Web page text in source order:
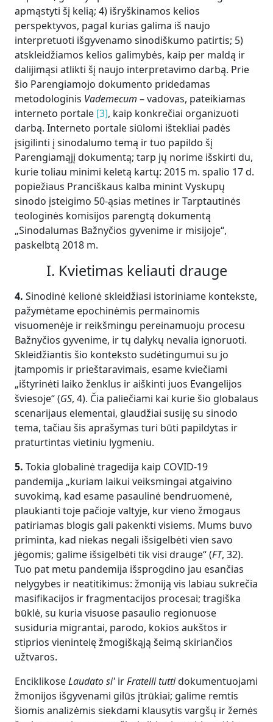
apmąstyti šį kelią; 4) išryškinamos kelios
perspektyvos, pagal kurias galima iš naujo
interpretuoti išgyvenamo sinodiškumo patirtis; 5)
atskleidžiamos kelios galimybės, kaip per maldą ir
dalijimąsi atlikti šį naujo interpretavimo darbą. Prie
šio Parengiamojo dokumento pridedamas
metodologinis Vademecum – vadovas, pateikiamas
interneto portale [3], kaip konkrečiai organizuoti
darbą. Interneto portale siūlomi ištekliai padės
įsigilinti į sinodalumo temą ir tuo papildo šį
Parengiamąjį dokumentą; tarp jų norime išskirti du,
kurie toliau minimi keletą kartų: 2015 m. spalio 17 d.
popiežiaus Pranciškaus kalba minint Vyskupų
sinodo įsteigimo 50-ąsias metines ir Tarptautinės
teologinės komisijos parengtą dokumentą
„Sinodalumas Bažnyčios gyvenime ir misijoje“,
paskelbtą 2018 m.
I. Kvietimas keliauti drauge
4. Sinodinė kelionė skleidžiasi istoriniame kontekste,
pažymėtame epochinėmis permainomis
visuomenėje ir reikšmingu pereinamuoju procesu
Bažnyčios gyvenime, ir tų dalykų nevalia ignoruoti.
Skleidžiantis šio konteksto sudėtingumui su jo
įtampomis ir prieštaravimais, esame kviečiami
„ištyrinėti laiko ženklus ir aiškinti juos Evangelijos
šviesoje“ (GS, 4). Čia paliečiami kai kurie šio globalaus
scenarijaus elementai, glaudžiai susiję su sinodo
tema, tačiau šis aprašymas turi būti papildytas ir
praturtintas vietiniu lygmeniu.
5. Tokia globalinė tragedija kaip COVID-19
pandemija „kuriam laikui veiksmingai atgaivino
suvokimą, kad esame pasaulinė bendruomenė,
plaukianti toje pačioje valtyje, kur vieno žmogaus
patiriamas blogis gali pakenkti visiems. Mums buvo
priminta, kad niekas negali išsigelbėti vien savo
jėgomis; galime išsigelbėti tik visi drauge“ (FT, 32).
Tuo pat metu pandemija išsprogdino jau esančias
nelygybes ir neatitikimus: žmoniją vis labiau sukrečia
masifikacijos ir fragmentacijos procesai; tragiška
būklė, su kuria visuose pasaulio regionuose
susiduria migrantai, parodo, kokios aukštos ir
stiprios vienintelę žmogiškąją šeimą skiriančios
užtvaros.
EnciklikoseLaudato si' irFratelli tuttidokumentuojami
žmonijos išgyvenami gilūs įtrūkiai; galime remtis
šiomis analizėmis siekdami klausytis vargšų ir žemės